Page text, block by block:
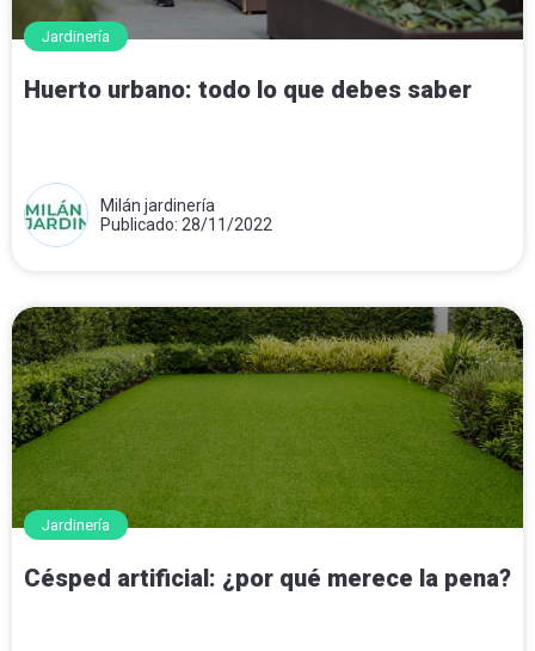
Jardinería
Huerto urbano: todo lo que debes saber
Milán jardinería
Publicado: 28/11/2022
Jardinería
Césped artificial: ¿por qué merece la pena?